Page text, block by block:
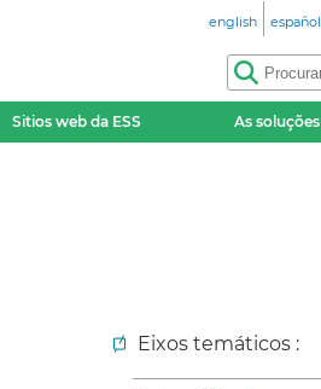
english español
Sitios web da ESS As soluções
Eixos temáticos :